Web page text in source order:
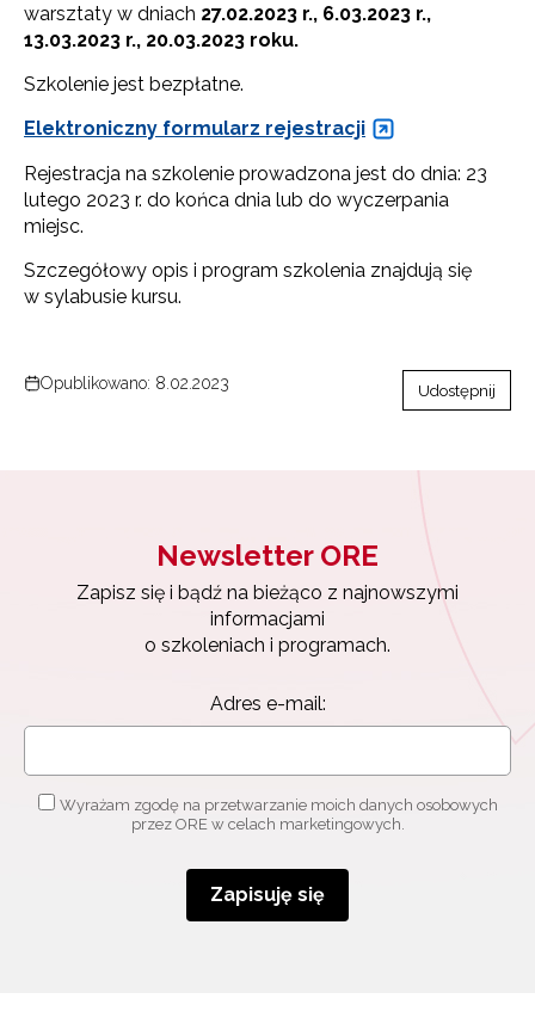
warsztaty w dniach 27.02.2023 r., 6.03.2023 r.,
13.03.2023 r., 20.03.2023 roku.
Szkolenie jest bezpłatne.
Elektroniczny formularz rejestracji
Rejestracja na szkolenie prowadzona jest do dnia: 23
lutego 2023 r. do końca dnia lub do wyczerpania
miejsc.
Szczegółowy opis i program szkolenia znajdują się
w sylabusie kursu.
Opublikowano: 8.02.2023 Udostępnij
Newsletter ORE
Zapisz się i bądź na bieżąco z najnowszymi
informacjami
o szkoleniach i programach.
Adres e-mail:
Wyrażam zgodę na przetwarzanie moich danych osobowych
przez ORE w celach marketingowych.
Zapisuję się
Newsletter ORE
Zapisz się i bądź na bieżąco z najnowszymi
o szkoleniach i programach.
Wyrażam zgodę na przetwarzanie moich danych
Zapisuję się